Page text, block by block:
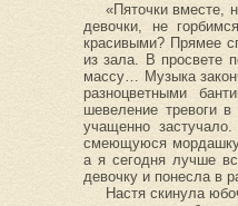
«Пяточки вместе,
девочки, не
красивыми? Прямее
из зала. В просвете
массу… Музыка
разноцветными
шевеление тревоги
учащенно
смеющуюся
а я сегодня лучше
девочку и понесла в
Настя скинула